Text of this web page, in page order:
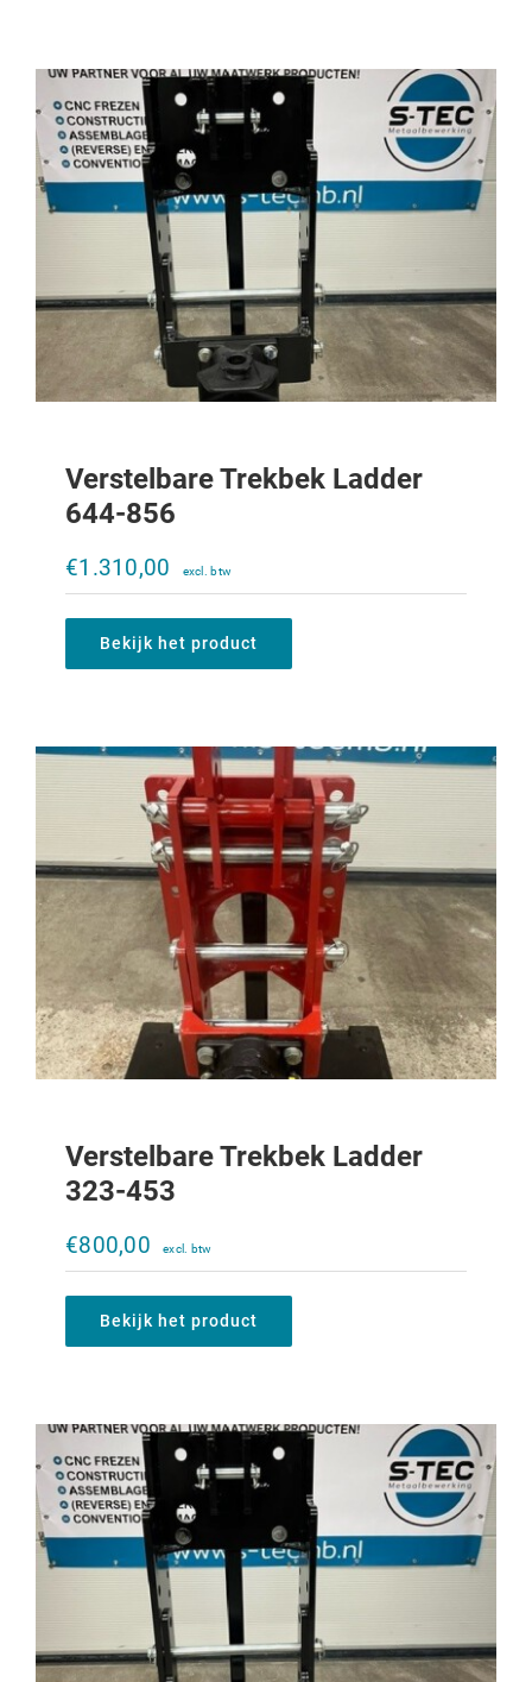
Verstelbare Trekbek Ladder
644-856
€1.310,00
Bekijk het product
€800,00
Verstelbare Trekbek Ladder
323-453
€800,00
Bekijk het product
Verstelbare trekbek Ladder 956XL-
€1.310,00